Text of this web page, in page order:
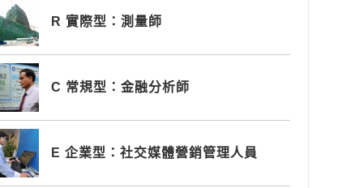
R 實際型：測量師
C 常規型：金融分析師
E 企業型：社交媒體營銷管理人員